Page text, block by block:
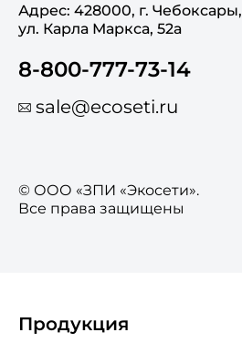
Адрес: 428000, г. Чебоксары,
ул. Карла Маркса, 52а
8-800-777-73-14
sale@ecoseti.ru
© ООО «ЗПИ «Экосети».
Все права защищены
Продукция